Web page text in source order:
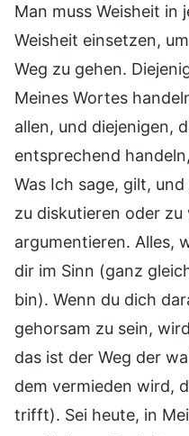
Man muss Weisheit in
Weisheit einsetzen,
Weg zu gehen.
Meines Wortes
allen, und diejenigen,
entsprechend
Was Ich sage, gilt,
zu diskutieren oder
argumentieren. Alles,
dir im Sinn (ganz
bin). Wenn du dich
gehorsam zu sein,
das ist der Weg der
dem vermieden wird,
trifft). Sei heute, in